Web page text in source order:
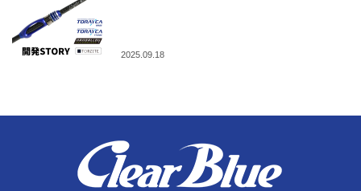
2025.09.18